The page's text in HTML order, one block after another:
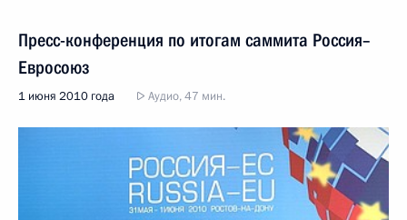
Пресс-конференция по итогам саммита Россия–
Евросоюз
1 июня 2010 года Аудио, 47 мин.